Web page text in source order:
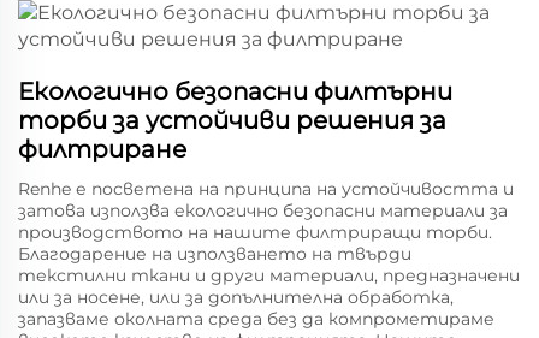
Екологично безопасни филтърни
торби за устойчиви решения за
филтриране
Renhe е посветена на принципа на устойчивостта и
затова използва екологично безопасни материали за
производството на нашите филтриращи торби.
Благодарение на използването на твърди
текстилни ткани и други материали, предназначени
или за носене, или за допълнителна обработка,
запазваме околната среда без да компрометираме